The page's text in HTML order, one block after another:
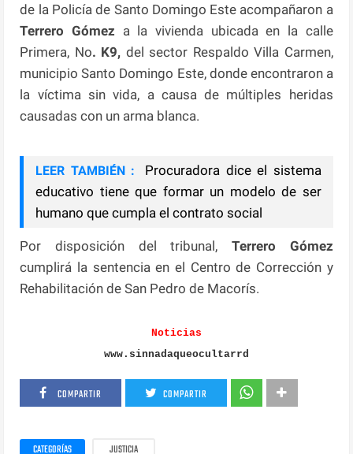
de la Policía de Santo Domingo Este acompañaron a
Terrero Gómez a la vivienda ubicada en la calle
Primera, No. K9, del sector Respaldo Villa Carmen,
municipio Santo Domingo Este, donde encontraron a
la víctima sin vida, a causa de múltiples heridas
causadas con un arma blanca.
LEER TAMBIÉN :
Procuradora dice el sistema
educativo tiene que formar un modelo de ser
humano que cumpla el contrato social
Por disposición del tribunal, Terrero Gómez
cumplirá la sentencia en el Centro de Corrección y
Rehabilitación de San Pedro de Macorís.
Noticias
www.sinnadaqueocultarrd
COMPARTIR COMPARTIR
CATEGORÍAS JUSTICIA